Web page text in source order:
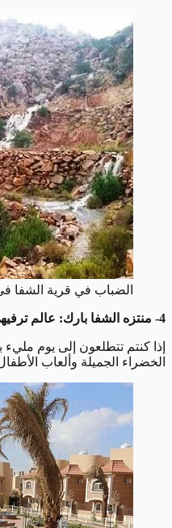
الضباب في قرية الشفا
4- منتزه الشفا بارك: عالم ترفيهي لا يُضاهى
إذا كنتم تتطلعون إلى يوم
الخضراء الجميلة وألعاب